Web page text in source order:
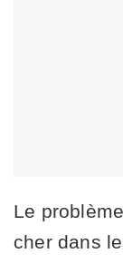
Le
cher dans